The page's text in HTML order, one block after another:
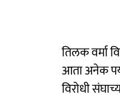
तिलक वर्मा
आता अनेक
विरोधी